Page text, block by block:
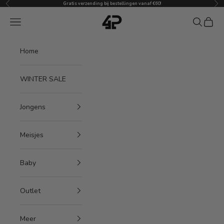
Naar inhoud
Vorige Gratis verzending bij bestellingen vanaf €60!
4President
Menu Zoeken
Home
WINTER SALE
Jongens
Meisjes
Baby
Outlet
Meer